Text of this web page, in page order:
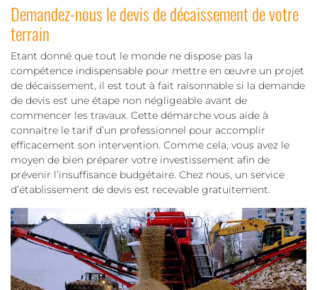
Demandez-nous le devis de décaissement de votre
terrain
Etant donné que tout le monde ne dispose pas la
compétence indispensable pour mettre en œuvre un projet
de décaissement, il est tout à fait raisonnable si la demande
de devis est une étape non négligeable avant de
commencer les travaux. Cette démarche vous aide à
connaitre le tarif d’un professionnel pour accomplir
efficacement son intervention. Comme cela, vous avez le
moyen de bien préparer votre investissement afin de
prévenir l’insuffisance budgétaire. Chez nous, un service
d’établissement de devis est recevable gratuitement.